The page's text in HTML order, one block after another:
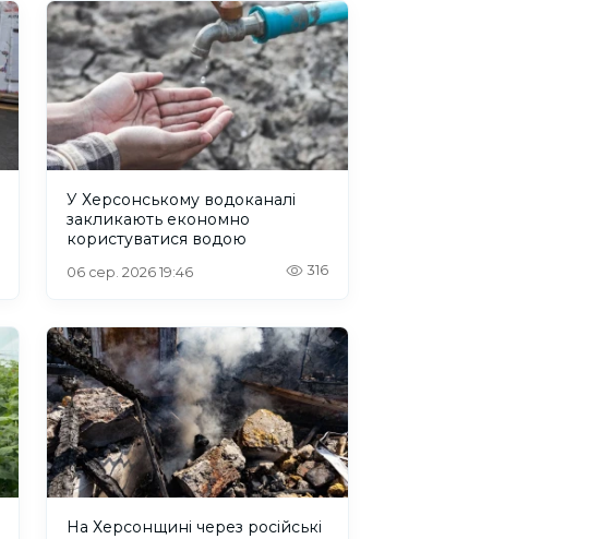
У Херсонському водоканалі
закликають економно
користуватися водою
06 сер. 2026 19:46 316
На Херсонщині через російські